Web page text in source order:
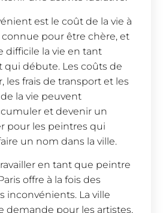
est le coût de la vie à
connue pour être chère, et
difficile la vie en tant
qui débute. Les coûts de
les frais de transport et les
la vie peuvent
et devenir un
pour les peintres qui
un nom dans la ville.
en tant que peintre
offre à la fois des
inconvénients. La ville
demande pour les artistes,